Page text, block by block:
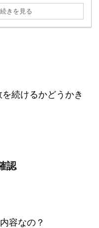
続きを見る
続けるかどうかき
認
容なの？